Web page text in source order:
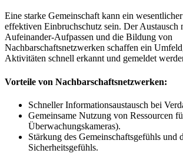
Eine starke Gemeinschaft kann ein
effektiven Einbruchschutz sein. Der Austausch
Aufeinander-Aufpassen und die Bildung von
Nachbarschaftsnetzwerken schaffen ein
Aktivitäten schnell erkannt und gemeldet
Vorteile von Nachbarschaftsnetzwerken:
Schneller Informationsaustausch bei
Gemeinsame Nutzung von Ressourcen
Überwachungskameras).
Stärkung des Gemeinschaftsgefühls und
Sicherheitsgefühls.